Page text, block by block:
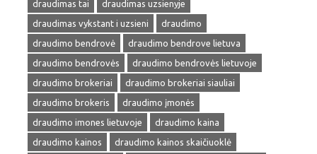
draudimas tai
draudimas uzsienyje
draudimas vykstant i uzsieni
draudimo
draudimo bendrovė
draudimo bendrove lietuva
draudimo bendrovės
draudimo bendrovės lietuvoje
draudimo brokeriai
draudimo brokeriai siauliai
draudimo brokeris
draudimo įmonės
draudimo imones lietuvoje
draudimo kaina
draudimo kainos
draudimo kainos skaičiuoklė